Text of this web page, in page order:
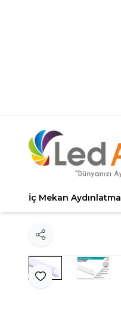
İç Mekan Aydınlatma
Favoriye Ekle
Paylaş